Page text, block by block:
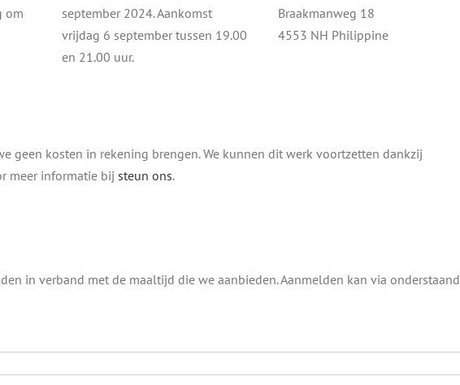
om
september 2024. Aankomst
vrijdag 6 september tussen 19.00
en 21.00 uur.
Braakmanweg 18
4553 NH Philippine
geen kosten in rekening brengen. We kunnen dit werk voortzetten dankzij
meer informatie bij steun ons.
in verband met de maaltijd die we aanbieden. Aanmelden kan via onderstaand